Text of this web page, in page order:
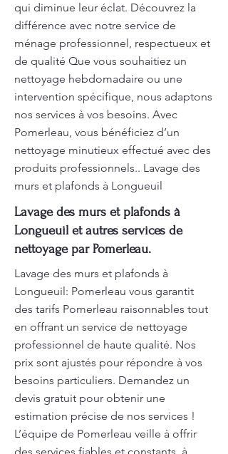
qui diminue leur éclat. Découvrez la
différence avec notre service de
ménage professionnel, respectueux et
de qualité Que vous souhaitiez un
nettoyage hebdomadaire ou une
intervention spécifique, nous adaptons
nos services à vos besoins. Avec
Pomerleau, vous bénéficiez d’un
nettoyage minutieux effectué avec des
produits professionnels.. Lavage des
murs et plafonds à Longueuil
Lavage des murs et plafonds à
Longueuil et autres services de
nettoyage par Pomerleau.
Lavage des murs et plafonds à
Longueuil: Pomerleau vous garantit
des tarifs Pomerleau raisonnables tout
en offrant un service de nettoyage
professionnel de haute qualité. Nos
prix sont ajustés pour répondre à vos
besoins particuliers. Demandez un
devis gratuit pour obtenir une
estimation précise de nos services !
L’équipe de Pomerleau veille à offrir